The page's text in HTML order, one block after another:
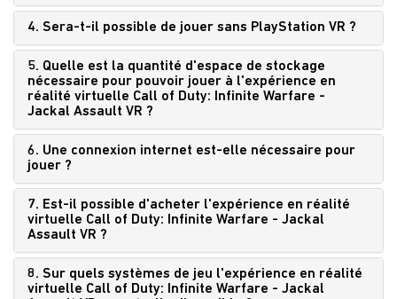
4. Sera-t-il possible de jouer sans PlayStation VR ?
5. Quelle est la quantité d'espace de stockage
nécessaire pour pouvoir jouer à l'expérience en
réalité virtuelle Call of Duty: Infinite Warfare -
Jackal Assault VR ?
6. Une connexion internet est-elle nécessaire pour
jouer ?
7. Est-il possible d'acheter l'expérience en réalité
virtuelle Call of Duty: Infinite Warfare - Jackal
Assault VR ?
8. Sur quels systèmes de jeu l'expérience en réalité
virtuelle Call of Duty: Infinite Warfare - Jackal